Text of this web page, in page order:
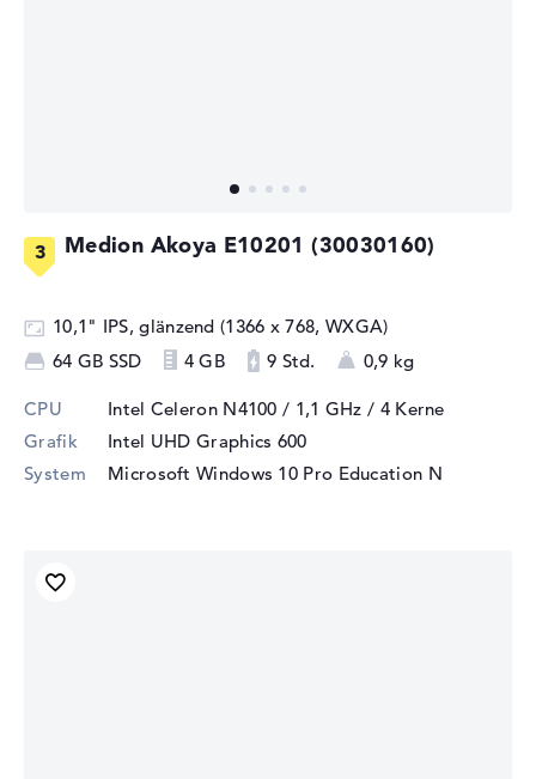
Medion Akoya E10201 (30030160)
10,1" IPS, glänzend (1366 x 768, WXGA)
64 GB SSD
4 GB 9 Std. 0,9 kg
CPU Intel Celeron N4100 / 1,1 GHz / 4 Kerne
Grafik
Intel UHD Graphics 600
System
Microsoft Windows 10 Pro Education N